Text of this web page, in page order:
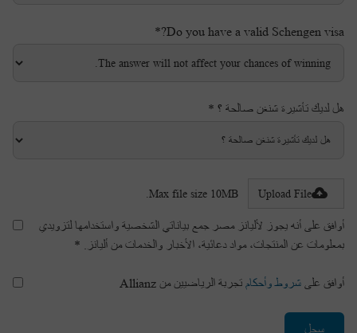
Do you have a valid Schengen visa?*
هل لديك تأشيرة شنغن صالحة ؟ *
Upload File
Max file size 10MB.
أوافق على أنه يجوز لأليانز مصر جمع بياناتي الشخصية واستخدامها لتزويدي
بمعلومات عن المنتجات، مواد دعائية، الأخبار والخدمات من أليانز. *
أوافق على شروط وأحكام تجربة الرياضيين من Allianz